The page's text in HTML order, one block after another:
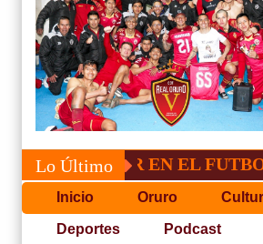
Lo Último
LIDER EN EL FUTBOL
Inicio Oruro
Deportes Podcast